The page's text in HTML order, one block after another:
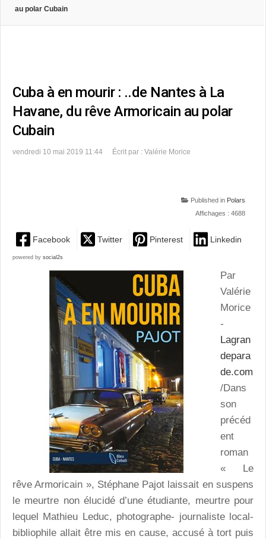
au polar Cubain
Cuba à en mourir : ..de Nantes à La
Havane, du rêve Armoricain au polar
Cubain
vendredi 10 mai 2019 11:44 Écrit par : Valérie Morice
Published in Polars
Affichages : 4688
Facebook Twitter Pinterest Linkedin
powered by social2s
Par
Valérie
Morice
-
Lagran
depara
de.com
/Dans
son
précéd
ent
roman
« Le
rêve Armoricain », Stéphane Pajot laissait en suspens
le meurtre non élucidé d’une étudiante, meurtre pour
lequel Mathieu Leduc, photographe- journaliste local-
bibliophile allait être mis en cause, accusé à tort puis